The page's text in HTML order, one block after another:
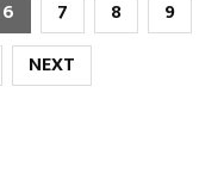
6 7 8
9
NEXT